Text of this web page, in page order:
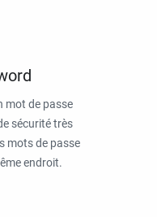
mot de passe
sécurité très
mots de passe
endroit.